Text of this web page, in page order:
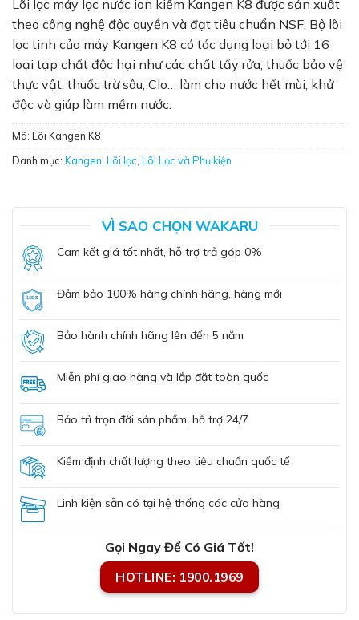
Lõi lọc máy lọc nước ion kiềm Kangen K8 được sản xuất
theo công nghệ độc quyền và đạt tiêu chuẩn NSF. Bộ lõi
lọc tinh của máy Kangen K8 có tác dụng loại bỏ tới 16
loại tạp chất độc hại như các chất tẩy rửa, thuốc bảo vệ
thực vật, thuốc trừ sâu, Clo… làm cho nước hết mùi, khử
độc và giúp làm mềm nước.
Mã: Lõi Kangen K8
Danh mục: Kangen Lõi lọc Lõi Lọc và Phụ kiện
VÌ SAO CHỌN WAKARU
Cam kết giá tốt nhất, hỗ trợ trả góp 0%
Đảm bảo 100% hàng chính hãng, hàng mới
Bảo hành chính hãng lên đến 5 năm
Miễn phí giao hàng và lắp đặt toàn quốc
Bảo trì trọn đời sản phẩm, hỗ trợ 24/7
Kiểm định chất lượng theo tiêu chuẩn quốc tế
Linh kiện sẵn có tại hệ thống các cửa hàng
Gọi Ngay Để Có Giá Tốt!
HOTLINE: 1900.1969